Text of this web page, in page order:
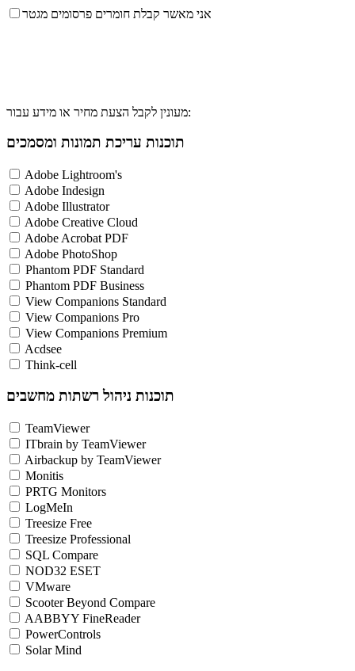
אני מאשר קבלת חומרים פרסומים מגטר
מעונין לקבל הצעת מחיר או מידע עבור:
תוכנות עריכת תמונות ומסמכים
Adobe Lightroom's
Adobe Indesign
Adobe Illustrator
Adobe Creative Cloud
Adobe Acrobat PDF
Adobe PhotoShop
Phantom PDF Standard
Phantom PDF Business
View Companions Standard
View Companions Pro
View Companions Premium
Acdsee
Think-cell
תוכנות ניהול רשתות מחשבים
TeamViewer
ITbrain by TeamViewer
Airbackup by TeamViewer
Monitis
PRTG Monitors
LogMeIn
Treesize Free
Treesize Professional
SQL Compare
NOD32 ESET
VMware
Scooter Beyond Compare
AABBYY FineReader
PowerControls
Solar Mind